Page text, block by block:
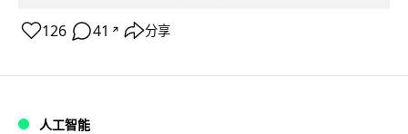
126 41 ↗ 分享
人工智能